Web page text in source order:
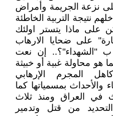
نزعة الجريمة وأمراض
نتيجة التربية الخاطئة
على ماذا يتستر اولئك
على ضحايا الارهاب
ب "الشهداء"؟.. إن نعت
هو محاولة غبية أو خبيثة
المجرم الإرهابي
والأحداث بمسمياتها كما
في العراق ومنذ ثلاث
من قتل وتدمير